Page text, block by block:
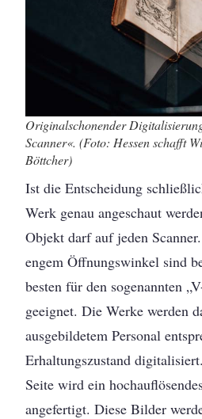
Originalschonender
Scanner«. (Foto: Hessen schafft
Böttcher)
Ist die Entscheidung
Werk genau angeschaut
Objekt darf auf jeden
engem Öffnungswinkel sind
besten für den sogenannten
geeignet. Die Werke werden
ausgebildetem Personal
Erhaltungszustand
Seite wird ein
angefertigt. Diese Bilder